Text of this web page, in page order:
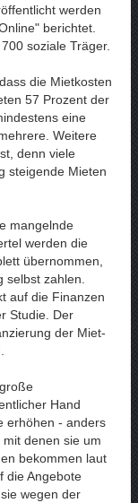
werden
berichtet.
soziale Träger.
die Mietkosten
57 Prozent der
eine
Weitere
denn viele
steigende Mieten
mangelnde
werden die
übernommen,
zahlen.
auf die Finanzen
Studie. Der
der Miet-
Hand
erhöhen - anders
denen sie um
bekommen laut
die Angebote
wegen der